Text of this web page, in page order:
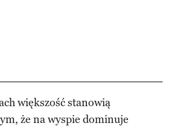
większość stanowią
że na wyspie dominuje